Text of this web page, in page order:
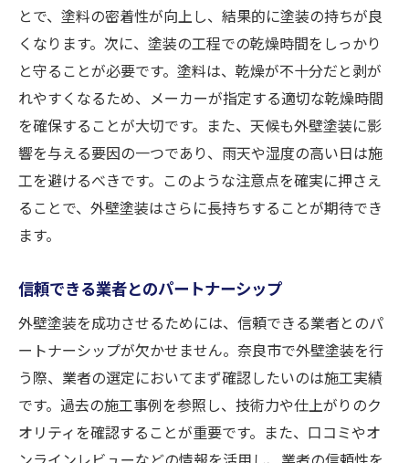
とで、塗料の密着性が向上し、結果的に塗装の持ちが良
くなります。次に、塗装の工程での乾燥時間をしっかり
と守ることが必要です。塗料は、乾燥が不十分だと剥が
れやすくなるため、メーカーが指定する適切な乾燥時間
を確保することが大切です。また、天候も外壁塗装に影
響を与える要因の一つであり、雨天や湿度の高い日は施
工を避けるべきです。このような注意点を確実に押さえ
ることで、外壁塗装はさらに長持ちすることが期待でき
ます。
信頼できる業者とのパートナーシップ
外壁塗装を成功させるためには、信頼できる業者とのパ
ートナーシップが欠かせません。奈良市で外壁塗装を行
う際、業者の選定においてまず確認したいのは施工実績
です。過去の施工事例を参照し、技術力や仕上がりのク
オリティを確認することが重要です。また、口コミやオ